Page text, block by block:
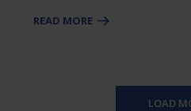
READ MORE
LOAD